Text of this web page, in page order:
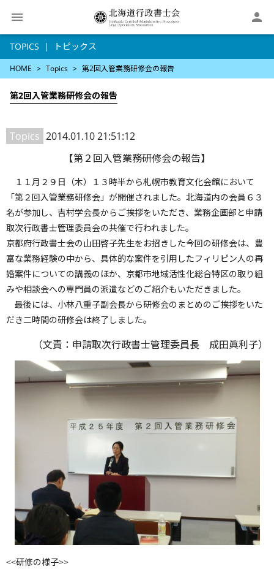

TOPICS トピックス
HOME Topics 第2回入管業務研修会の報告
第2回入管業務研修会の報告
Topics 2014.01.10 21:51:12
【第２回入管業務研修会の報告】
１１月２９日（木）１３時半から札幌市教育文化会館において
「第２回入管業務研修会」が開催されました。北海道内の会員６３
名が参加し、吉村学会長からご挨拶をいただき、業務企画部と申請
取次行政書士管理委員会の共催で行われました。
京都府行政書士会の山田啓子先生をお招きした今回の研修会は、豊
富な業務経験の中から、具体的な案件を引用したフィリピン人の再
婚案件についての講義のほか、京都市地域活性化総合特区の取り組
みや相談会への専門員の派遣などのご紹介もいただきました。
最後には、小林八重子副会長から研修会のまとめのご挨拶をいた
だき二時間の研修会は終了しました。
（文責：申請取次行政書士管理委員長 成田眞利子）
<<研修の様子>>